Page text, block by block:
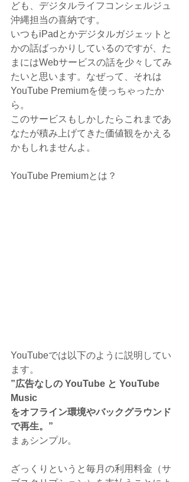
ども、デジタルライフコンシェルジュ
沖縄担当の喜納です。
いつもiPadとかデジタルガジェットと
かの話ばっかりしているのですが、た
まにはWebサービスの話を少々してみ
たいと思います。なぜって、それは
YouTube Premiumを使っちゃったか
ら。
このサービスもしかしたらこれまであ
なたが積み上げてきた価値観をかえる
かもしれませんよ。
YouTube Premiumとは？
YouTubeでは以下のように説明してい
ます。
”広⁠告⁠な⁠し⁠の Y⁠o⁠u⁠T⁠u⁠b⁠e と Y⁠o⁠u⁠T⁠u⁠b⁠e⁠
⁠M⁠u⁠s⁠i⁠c
を⁠オ⁠フ⁠ラ⁠イ⁠ン⁠環⁠境⁠や⁠バ⁠ッ⁠ク⁠グ⁠ラ⁠ウ⁠ン⁠ド⁠
で⁠再⁠生⁠。”
まぁシンプル。
ざっくりというと毎月の利用料金（サ